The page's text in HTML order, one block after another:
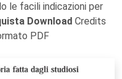
le facili indicazioni per
Download Credits
PDF